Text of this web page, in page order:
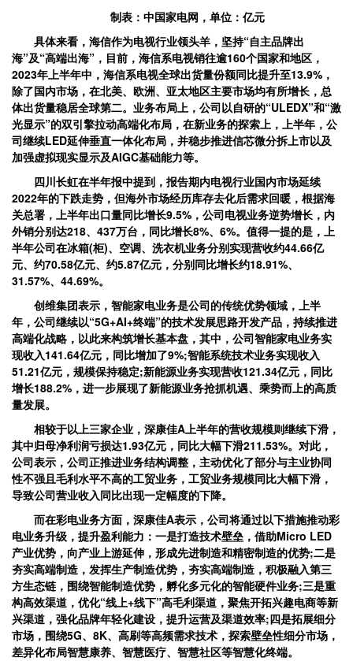
制表：中国家电网，单位：亿元
具体来看，海信作为电视行业领头羊，坚持“自主品牌出
海”及“高端出海”，目前，海信系电视销往逾160个国家和地区，
2023年上半年中，海信系电视全球出货量份额同比提升至13.9%，
除了国内市场，在北美、欧洲、亚太地区主要市场均有所增长，总
体出货量稳居全球第二。业务布局上，公司以自研的“ULEDX”和“激
光显示”的双引擎拉动高端化布局，在新业务的探索上，上半年，公
司继续LED延伸垂直一体化布局，并稳步推进信芯微分拆上市以及
加强虚拟现实显示及AIGC基础能力等。
四川长虹在半年报中提到，报告期内电视行业国内市场延续
2022年的下跌走势，但海外市场经历库存去化后需求回暖，根据海
关总署，上半年出口量同比增长9.5%，公司电视业务逆势增长，内
外销分别达218、437万台，同比增长8%、6%。值得一提的是，上
半年公司在冰箱(柜)、空调、洗衣机业务分别实现营收约44.66亿
元、约70.58亿元、约5.87亿元，分别同比增长约18.91%、
31.57%、44.69%。
创维集团表示，智能家电业务是公司的传统优势领域，上半
年，公司继续以“5G+AI+终端”的技术发展思路开发产品，持续推进
高端化战略，以此来构筑增长基本盘，其中，公司智能家电业务实
现收入141.64亿元，同比增加了9%;智能系统技术业务实现收入
51.21亿元，规模保持稳定;新能源业务实现营收121.34亿元，同比
增长188.2%，进一步展现了新能源业务抢抓机遇、乘势而上的高质
量发展。
相较于以上三家企业，深康佳A上半年的营收规模则继续下滑，
其中归母净利润亏损达1.93亿元，同比大幅下滑211.53%。对此，
公司表示，公司正推进业务结构调整，主动优化了部分与主业协同
性不强且毛利水平不高的工贸业务，工贸业务规模同比大幅下滑，
导致公司营业收入同比出现一定幅度的下降。
而在彩电业务方面，深康佳A表示，公司将通过以下措施推动彩
电业务升级，提升盈利能力：一是打造技术壁垒，借助Micro LED
产业优势，向产业上游延伸，形成先进制造和精密制造的优势;二是
夯实高端制造，发挥生产制造优势，夯实高端制造，积极融入第三
方生态链，围绕智能制造优势，孵化多元化的智能硬件业务;三是重
构高效渠道，优化“线上+线下”高毛利渠道，聚焦开拓兴趣电商等新
兴渠道，强化品牌年轻化建设，提升运营及渠道效率;四是拓展细分
市场，围绕5G、8K、高刷等高频需求技术，探索壁垒性细分市场，
差异化布局智慧康养、智慧医疗、智慧社区等智慧化终端。